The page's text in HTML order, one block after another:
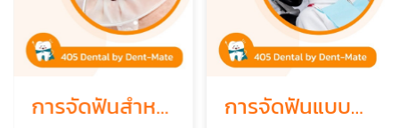
การจัดฟันสำหรับผู้มีปัญหาข้อต่อขากรรไกร การจัดฟันแบบบูรณาการเพื่อสุขภาพขากรรไกร